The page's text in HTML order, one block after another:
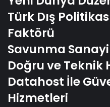
Türk Dış
Faktörü
Savunma
Doğru ve Teknik
Datahost İle
Hizmetleri